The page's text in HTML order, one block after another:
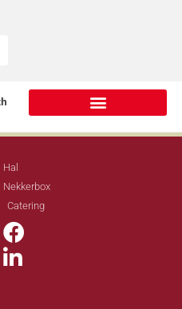
Hal
Nekkerbox
Catering